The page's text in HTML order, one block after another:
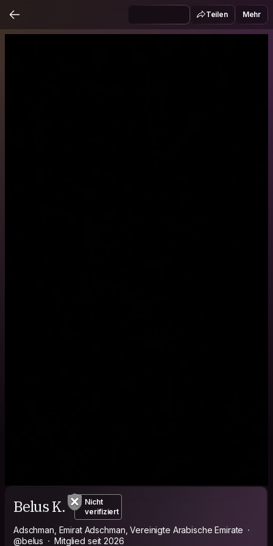
Teilen Mehr
Belus K.
Nicht
verifiziert
Adschman, Emirat Adschman, Vereinigte Arabische Emirate
@belus
Mitglied seit 2026